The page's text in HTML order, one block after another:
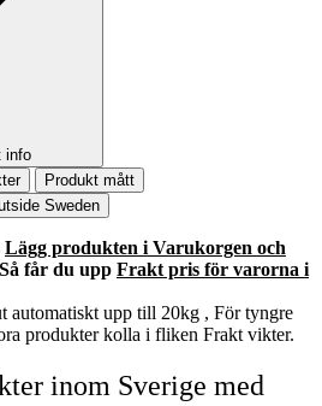
info
Produkt mått
Sweden
Lägg produkten i Varukorgen och
Så får du upp Frakt pris för varorna i
automatiskt upp till 20kg , För tyngre
produkter kolla i fliken Frakt vikter.
inom Sverige med